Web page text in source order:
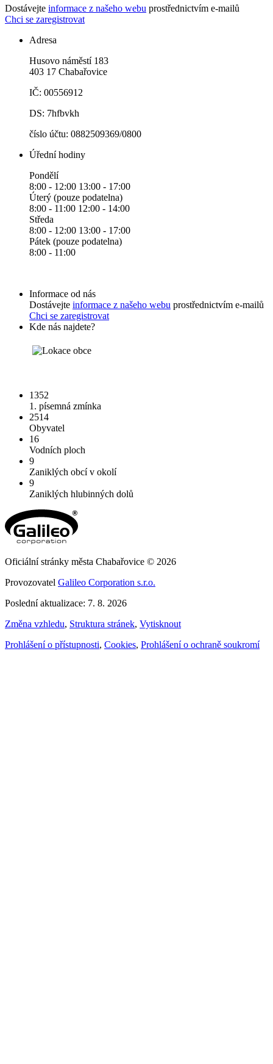
Dostávejte informace z našeho webu prostřednictvím e-mailů
Chci se zaregistrovat
Adresa
Husovo náměstí 183
403 17 Chabařovice
IČ: 00556912
DS: 7hfbvkh
číslo účtu: 0882509369/0800
Úřední hodiny
Pondělí
8:00 - 12:00 13:00 - 17:00
Úterý (pouze podatelna)
8:00 - 11:00 12:00 - 14:00
Středa
8:00 - 12:00 13:00 - 17:00
Pátek (pouze podatelna)
8:00 - 11:00
Informace od nás
Dostávejte informace z našeho webu prostřednictvím e-mailů
Chci se zaregistrovat
Kde nás najdete?
1352
1. písemná zmínka
2514
Obyvatel
16
Vodních ploch
9
Zaniklých obcí v okolí
9
Zaniklých hlubinných dolů
Oficiální stránky města Chabařovice © 2026
Provozovatel Galileo Corporation s.r.o.
Poslední aktualizace: 7. 8. 2026
Změna vzhledu, Struktura stránek, Vytisknout
Prohlášení o přístupnosti, Cookies, Prohlášení o ochraně soukromí